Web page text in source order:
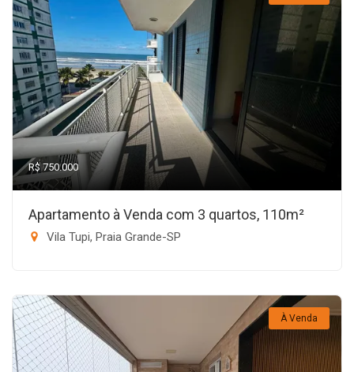
R$ 750.000
Apartamento à Venda com 3 quartos, 110m²
Vila Tupi, Praia Grande-SP
À Venda